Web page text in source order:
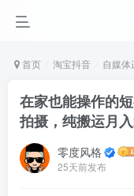
首页 淘宝抖音 自媒体
在家也能操作的
拍摄，纯搬运月
零度风格
25天前发布